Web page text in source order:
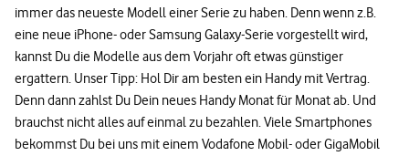
immer das neueste Modell einer Serie zu haben. Denn wenn z.B.
eine neue iPhone- oder Samsung Galaxy-Serie vorgestellt wird,
kannst Du die Modelle aus dem Vorjahr oft etwas günstiger
ergattern. Unser Tipp: Hol Dir am besten ein Handy mit Vertrag.
Denn dann zahlst Du Dein neues Handy Monat für Monat ab. Und
brauchst nicht alles auf einmal zu bezahlen. Viele Smartphones
bekommst Du bei uns mit einem Vodafone Mobil- oder GigaMobil